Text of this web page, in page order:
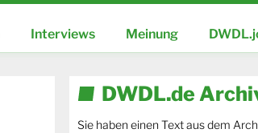
Interviews Meinung
DWDL.de
Sie haben einen Text aus dem